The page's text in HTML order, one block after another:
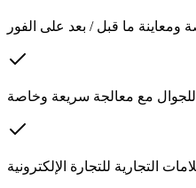
ما قبل / بعد على الفور
مع معالجة سريعة وخاصة
التجارية للتجارة الإلكترونية